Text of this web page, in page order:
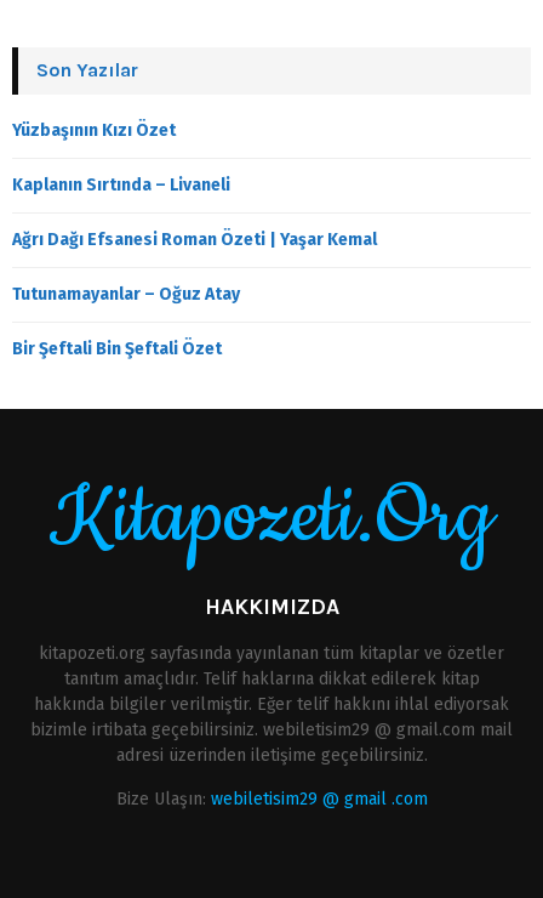
Son Yazılar
Yüzbaşının Kızı Özet
Kaplanın Sırtında – Livaneli
Ağrı Dağı Efsanesi Roman Özeti | Yaşar Kemal
Tutunamayanlar – Oğuz Atay
Bir Şeftali Bin Şeftali Özet
Kitapozeti.Org
HAKKIMIZDA
kitapozeti.org sayfasında yayınlanan tüm kitaplar ve özetler
tanıtım amaçlıdır. Telif haklarına dikkat edilerek kitap
hakkında bilgiler verilmiştir. Eğer telif hakkını ihlal ediyorsak
bizimle irtibata geçebilirsiniz. webiletisim29 @ gmail.com mail
adresi üzerinden iletişime geçebilirsiniz.
Bize Ulaşın: webiletisim29 @ gmail .com